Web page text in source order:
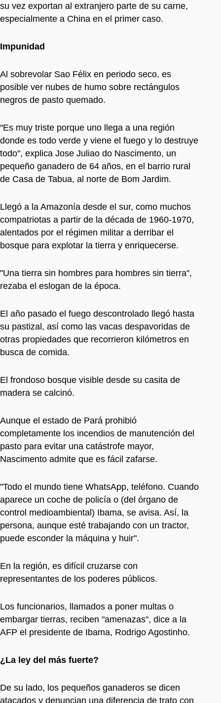
su vez exportan al extranjero parte de su carne,
especialmente a China en el primer caso.
Impunidad
Al sobrevolar Sao Félix en periodo seco, es
posible ver nubes de humo sobre rectángulos
negros de pasto quemado.
"Es muy triste porque uno llega a una región
donde es todo verde y viene el fuego y lo destruye
todo", explica Jose Juliao do Nascimento, un
pequeño ganadero de 64 años, en el barrio rural
de Casa de Tabua, al norte de Bom Jardim.
Llegó a la Amazonía desde el sur, como muchos
compatriotas a partir de la década de 1960-1970,
alentados por el régimen militar a derribar el
bosque para explotar la tierra y enriquecerse.
"Una tierra sin hombres para hombres sin tierra",
rezaba el eslogan de la época.
El año pasado el fuego descontrolado llegó hasta
su pastizal, así como las vacas despavoridas de
otras propiedades que recorrieron kilómetros en
busca de comida.
El frondoso bosque visible desde su casita de
madera se calcinó.
Aunque el estado de Pará prohibió
completamente los incendios de manutención del
pasto para evitar una catástrofe mayor,
Nascimento admite que es fácil zafarse.
"Todo el mundo tiene WhatsApp, teléfono. Cuando
aparece un coche de policía o (del órgano de
control medioambiental) Ibama, se avisa. Así, la
persona, aunque esté trabajando con un tractor,
puede esconder la máquina y huir".
En la región, es difícil cruzarse con
representantes de los poderes públicos.
Los funcionarios, llamados a poner multas o
embargar tierras, reciben "amenazas", dice a la
AFP el presidente de Ibama, Rodrigo Agostinho.
¿La ley del más fuerte?
De su lado, los pequeños ganaderos se dicen
atacados y denuncian una diferencia de trato con